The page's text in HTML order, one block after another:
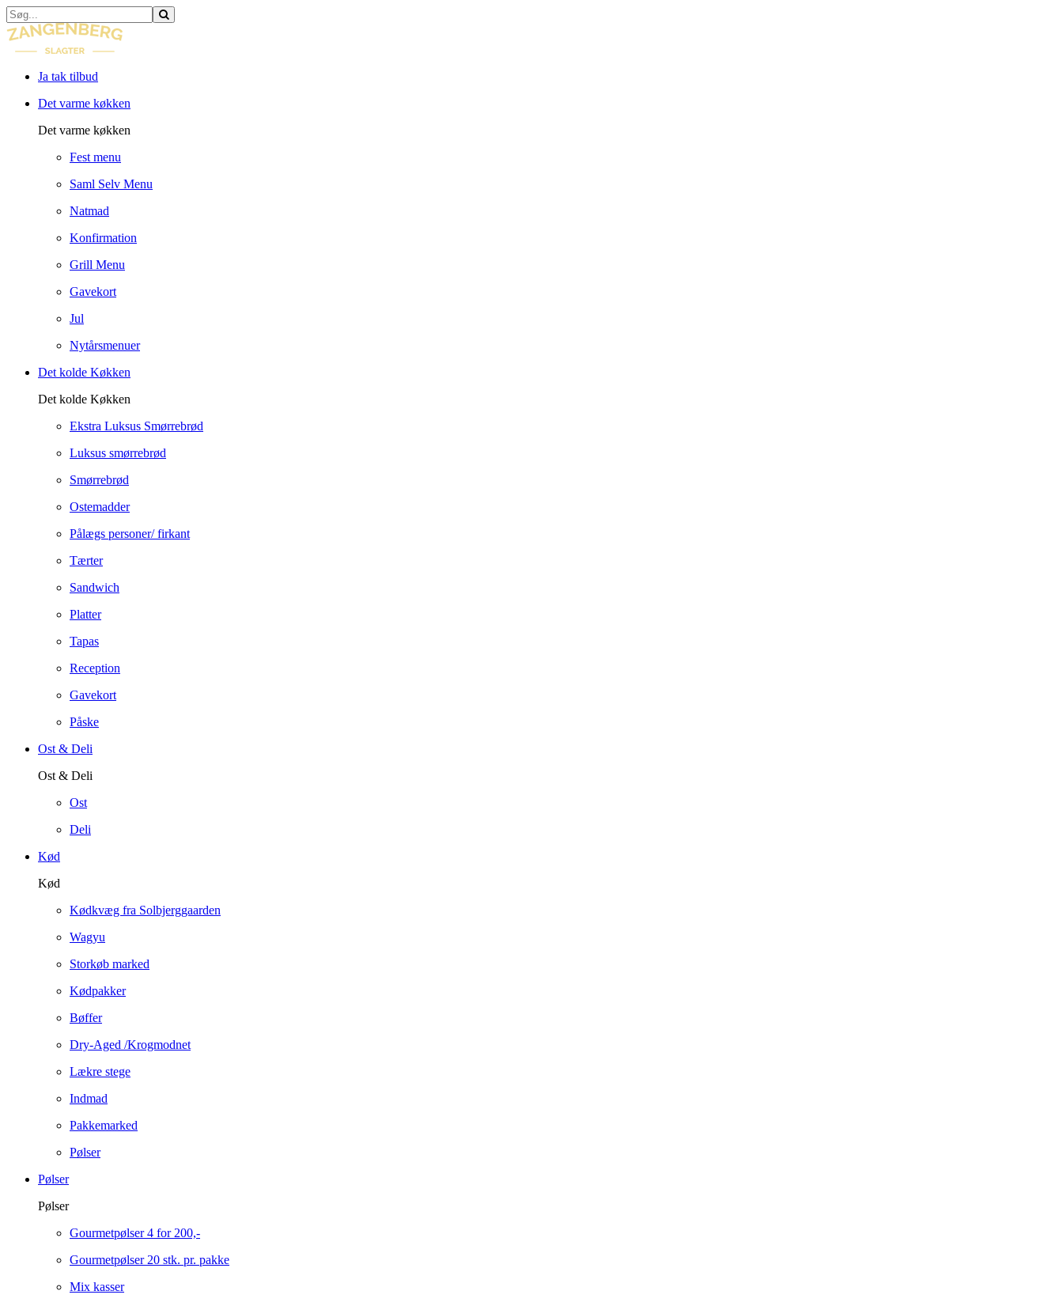
Ja tak tilbud
Det varme køkken
Det varme køkken
Fest menu
Saml Selv Menu
Natmad
Konfirmation
Grill Menu
Gavekort
Jul
Nytårsmenuer
Det kolde Køkken
Det kolde Køkken
Ekstra Luksus Smørrebrød
Luksus smørrebrød
Smørrebrød
Ostemadder
Pålægs personer/ firkant
Tærter
Sandwich
Platter
Tapas
Reception
Gavekort
Påske
Ost & Deli
Ost & Deli
Ost
Deli
Kød
Kød
Kødkvæg fra Solbjerggaarden
Wagyu
Storkøb marked
Kødpakker
Bøffer
Dry-Aged /Krogmodnet
Lækre stege
Indmad
Pakkemarked
Pølser
Pølser
Pølser
Gourmetpølser 4 for 200,-
Gourmetpølser 20 stk. pr. pakke
Mix kasser